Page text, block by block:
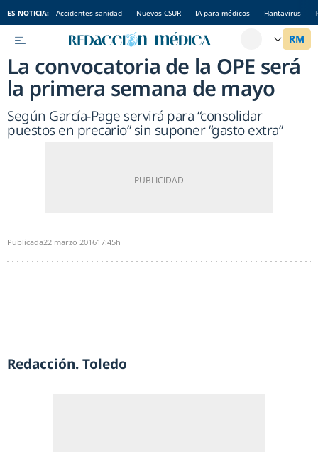
ES NOTICIA: Accidentes sanidad Nuevos CSUR IA para médicos Hantavirus
La convocatoria de la OPE será
la primera semana de mayo
Según García-Page servirá para “consolidar
puestos en precario” sin suponer “gasto extra”
Publicada22 marzo 201617:45h
Redacción. Toledo